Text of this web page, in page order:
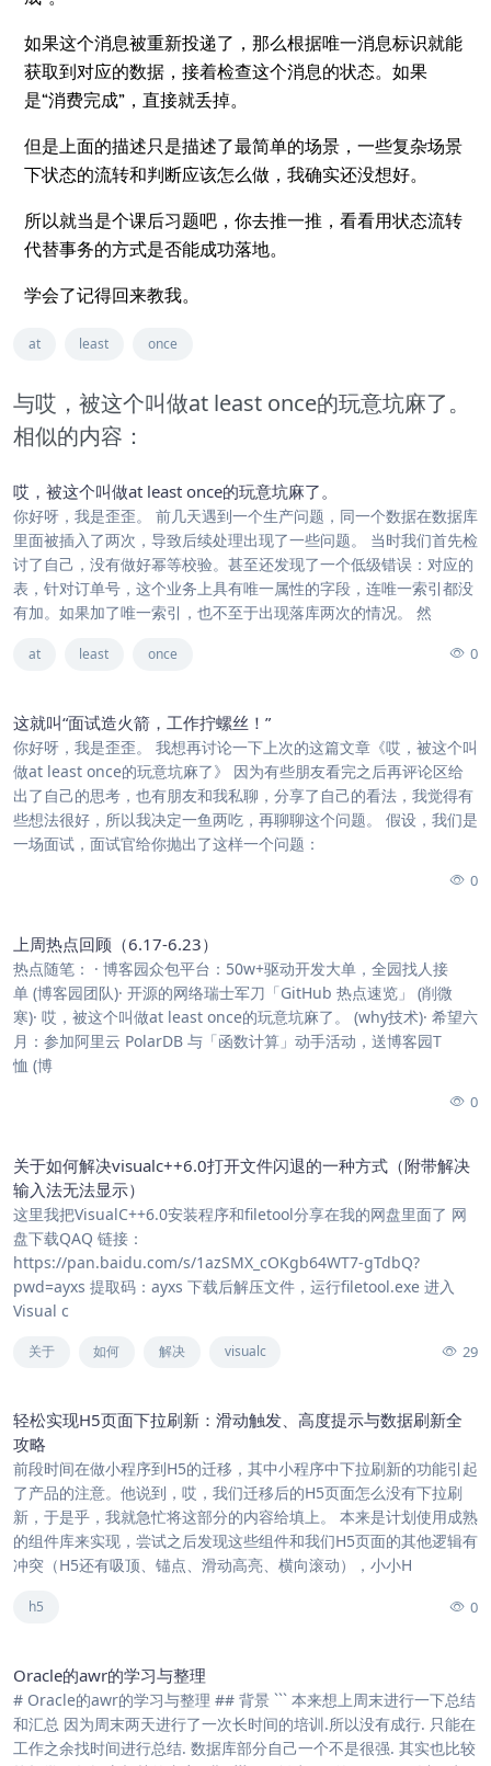
如果这个消息被重新投递了，那么根据唯一消息标识就能
获取到对应的数据，接着检查这个消息的状态。如果
是“消费完成”，直接就丢掉。
但是上面的描述只是描述了最简单的场景，一些复杂场景
下状态的流转和判断应该怎么做，我确实还没想好。
所以就当是个课后习题吧，你去推一推，看看用状态流转
代替事务的方式是否能成功落地。
学会了记得回来教我。
at least once
与哎，被这个叫做at least once的玩意坑麻了。
相似的内容：
哎，被这个叫做at least once的玩意坑麻了。
你好呀，我是歪歪。 前几天遇到一个生产问题，同一个数据在数据库
里面被插入了两次，导致后续处理出现了一些问题。 当时我们首先检
讨了自己，没有做好幂等校验。甚至还发现了一个低级错误：对应的
表，针对订单号，这个业务上具有唯一属性的字段，连唯一索引都没
有加。如果加了唯一索引，也不至于出现落库两次的情况。 然
at least once 0
这就叫“面试造火箭，工作拧螺丝！”
你好呀，我是歪歪。 我想再讨论一下上次的这篇文章《哎，被这个叫
做at least once的玩意坑麻了》 因为有些朋友看完之后再评论区给
出了自己的思考，也有朋友和我私聊，分享了自己的看法，我觉得有
些想法很好，所以我决定一鱼两吃，再聊聊这个问题。 假设，我们是
一场面试，面试官给你抛出了这样一个问题：
0
上周热点回顾（6.17-6.23）
热点随笔： · 博客园众包平台：50w+驱动开发大单，全园找人接
单 (博客园团队)· 开源的网络瑞士军刀「GitHub 热点速览」 (削微
寒)· 哎，被这个叫做at least once的玩意坑麻了。 (why技术)· 希望六
月：参加阿里云 PolarDB 与「函数计算」动手活动，送博客园T
恤 (博
0
关于如何解决visualc++6.0打开文件闪退的一种方式（附带解决
输入法无法显示）
这里我把VisualC++6.0安装程序和filetool分享在我的网盘里面了 网
盘下载QAQ 链接：
https://pan.baidu.com/s/1azSMX_cOKgb64WT7-gTdbQ?
pwd=ayxs 提取码：ayxs 下载后解压文件，运行filetool.exe 进入
Visual c
关于 如何 解决 visualc 29
轻松实现H5页面下拉刷新：滑动触发、高度提示与数据刷新全
攻略
前段时间在做小程序到H5的迁移，其中小程序中下拉刷新的功能引起
了产品的注意。他说到，哎，我们迁移后的H5页面怎么没有下拉刷
新，于是乎，我就急忙将这部分的内容给填上。 本来是计划使用成熟
的组件库来实现，尝试之后发现这些组件和我们H5页面的其他逻辑有
冲突（H5还有吸顶、锚点、滑动高亮、横向滚动），小小H
h5 0
Oracle的awr的学习与整理
# Oracle的awr的学习与整理 ## 背景 ``` 本来想上周末进行一下总结
和汇总 因为周末两天进行了一次长时间的培训.所以没有成行. 只能在
工作之余找时间进行总结. 数据库部分自己一个不是很强. 其实也比较